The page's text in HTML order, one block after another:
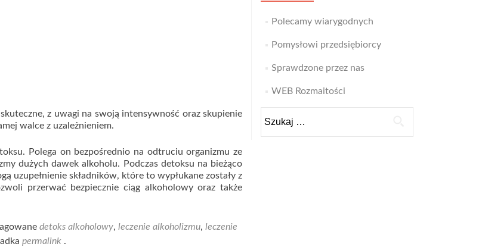
z uwagi na swoją intensywność oraz skupienie
walce z uzależnieniem.
Polega on bezpośrednio na odtruciu organizmu ze
dużych dawek alkoholu. Podczas detoksu na bieżąco
uzupełnienie składników, które to wypłukane zostały z
przerwać bezpiecznie ciąg alkoholowy oraz także
detoks alkoholowy, leczenie alkoholizmu, leczenie
permalink .
Polecamy wiarygodnych
Pomysłowi przedsiębiorcy
Sprawdzone przez nas
WEB Rozmaitości